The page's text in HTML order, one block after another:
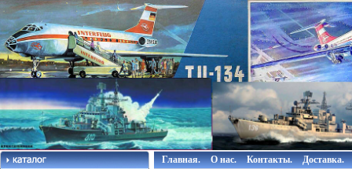
Главная. О нас. Контакты. Доставка.